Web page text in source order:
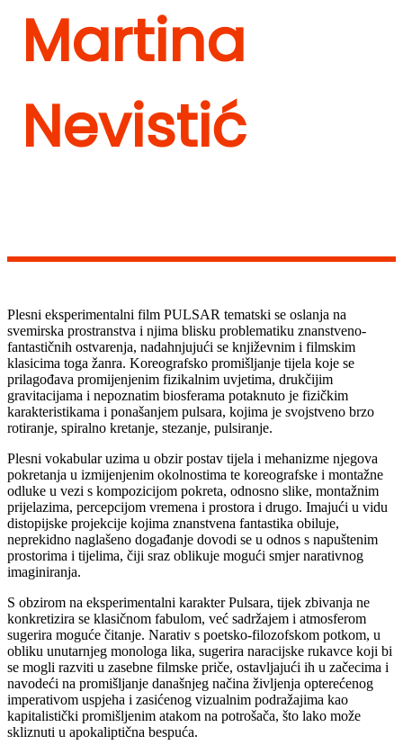
Martina
Nevistić
Plesni eksperimentalni film PULSAR tematski se oslanja na
svemirska prostranstva i njima blisku problematiku znanstveno-
fantastičnih ostvarenja, nadahnjujući se književnim i filmskim
klasicima toga žanra. Koreografsko promišljanje tijela koje se
prilagođava promijenjenim fizikalnim uvjetima, drukčijim
gravitacijama i nepoznatim biosferama potaknuto je fizičkim
karakteristikama i ponašanjem pulsara, kojima je svojstveno brzo
rotiranje, spiralno kretanje, stezanje, pulsiranje.
Plesni vokabular uzima u obzir postav tijela i mehanizme njegova
pokretanja u izmijenjenim okolnostima te koreografske i montažne
odluke u vezi s kompozicijom pokreta, odnosno slike, montažnim
prijelazima, percepcijom vremena i prostora i drugo. Imajući u vidu
distopijske projekcije kojima znanstvena fantastika obiluje,
neprekidno naglašeno događanje dovodi se u odnos s napuštenim
prostorima i tijelima, čiji sraz oblikuje mogući smjer narativnog
imaginiranja.
S obzirom na eksperimentalni karakter Pulsara, tijek zbivanja ne
konkretizira se klasičnom fabulom, već sadržajem i atmosferom
sugerira moguće čitanje. Narativ s poetsko-filozofskom potkom, u
obliku unutarnjeg monologa lika, sugerira naracijske rukavce koji bi
se mogli razviti u zasebne filmske priče, ostavljajući ih u začecima i
navodeći na promišljanje današnjeg načina življenja opterećenog
imperativom uspjeha i zasićenog vizualnim podražajima kao
kapitalistički promišljenim atakom na potrošača, što lako može
skliznuti u apokaliptična bespuća.